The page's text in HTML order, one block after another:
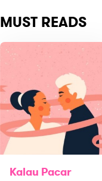
MUST READS
Kalau Pacar